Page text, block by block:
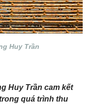
Huy Trần
Huy Trần cam kết
quá trình thu